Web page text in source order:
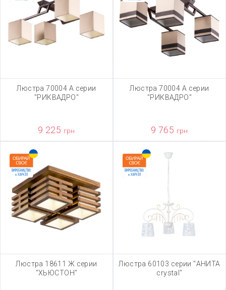
Люстра 70004 А серии
"РИКВАДРО"
9 225 грн
Люстра 70004 А серии
"РИКВАДРО"
9 765 грн
Люстра 18611 Ж серии
"ХЬЮСТОН"
Люстра 60103 серии "АНИТА
crystal"